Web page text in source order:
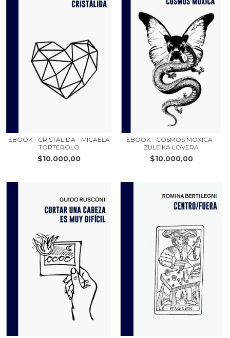
EBOOK - CRISTÁLIDA - MICAELA
TORTEROLO
$10.000,00
EBOOK - COSMOS MOXICA -
ZULEIKA LOVERA
$10.000,00